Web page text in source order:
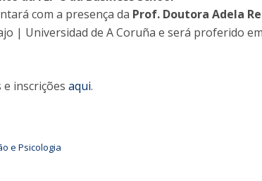
for Human Development
Laboratory |
Educação
Alumni
Associação
com a presença da Prof. Doutora Adela
| Universidad de A Coruña e será proferido
inscrições aqui.
e Psicologia